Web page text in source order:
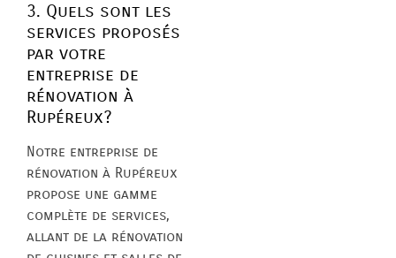
3. Quels sont les
services proposés
par votre
entreprise de
rénovation à
Rupéreux?
Notre entreprise de
rénovation à Rupéreux
propose une gamme
complète de services,
allant de la rénovation